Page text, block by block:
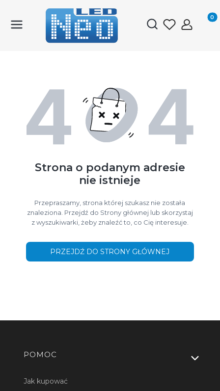
Otwórz
Strona o podanym adresie
nie istnieje
Przepraszamy, strona której szukasz nie została
znaleziona. Przejdź do Strony głównej lub skorzystaj
z wyszukiwarki, żeby znaleźć to, co Cię interesuje.
PRZEJDŹ DO STRONY GŁÓWNEJ
Linki w stopce
POMOC
Jak kupować